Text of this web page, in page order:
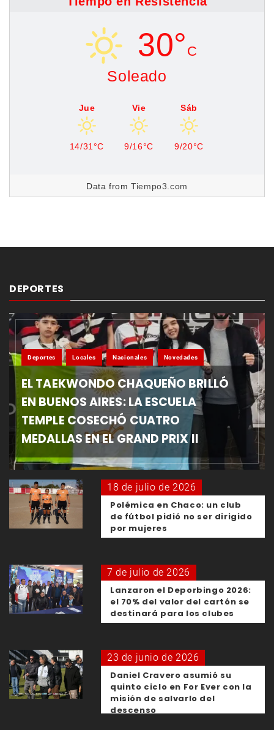
30° C
Soleado
Jue
14/31°C
Vie
9/16°C
Sáb
9/20°C
Data fromTiempo3.com
DEPORTES
Deportes Locales Nacionales Novedades
EL TAEKWONDO CHAQUEÑO BRILLÓ
EN BUENOS AIRES: LA ESCUELA
TEMPLE COSECHÓ CUATRO
MEDALLAS EN EL GRAND PRIX II
18 de julio de 2026
Polémica en Chaco: un club
de fútbol pidió no ser dirigido
por mujeres
7 de julio de 2026
Lanzaron el Deporbingo 2026:
el 70% del valor del cartón se
destinará para los clubes
23 de junio de 2026
Daniel Cravero asumió su
quinto ciclo en For Ever con la
misión de salvarlo del
descenso